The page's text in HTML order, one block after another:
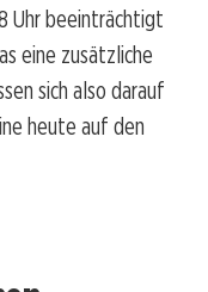
Uhr beeinträchtigt
eine zusätzliche
sich also darauf
heute auf den